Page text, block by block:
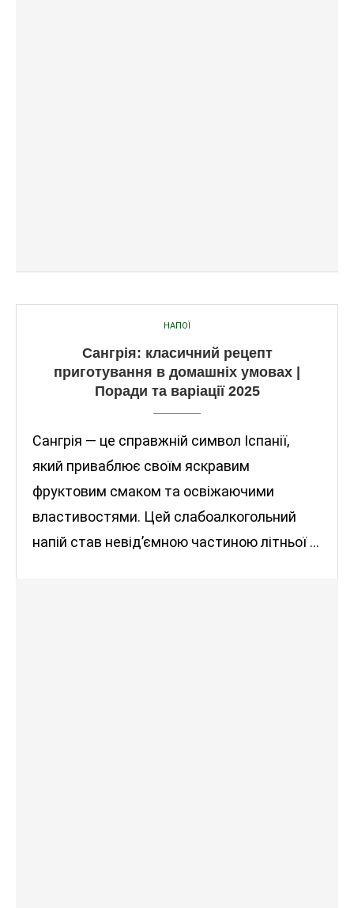
НАПОЇ
Сангрія: класичний рецепт
приготування в домашніх умовах |
Поради та варіації 2025
Сангрія — це справжній символ Іспанії,
який приваблює своїм яскравим
фруктовим смаком та освіжаючими
властивостями. Цей слабоалкогольний
напій став невід’ємною частиною літньої …